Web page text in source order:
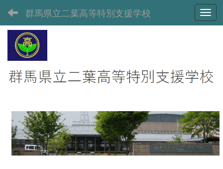
群馬県立二葉高等特別支援学校